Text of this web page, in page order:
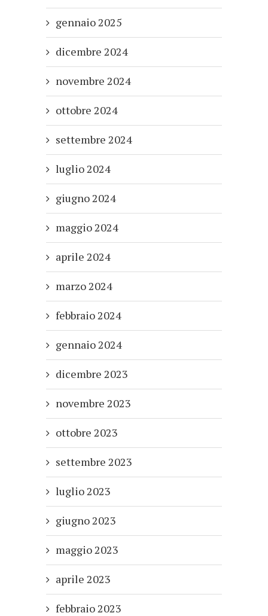
gennaio 2025
dicembre 2024
novembre 2024
ottobre 2024
settembre 2024
luglio 2024
giugno 2024
maggio 2024
aprile 2024
marzo 2024
febbraio 2024
gennaio 2024
dicembre 2023
novembre 2023
ottobre 2023
settembre 2023
luglio 2023
giugno 2023
maggio 2023
aprile 2023
febbraio 2023